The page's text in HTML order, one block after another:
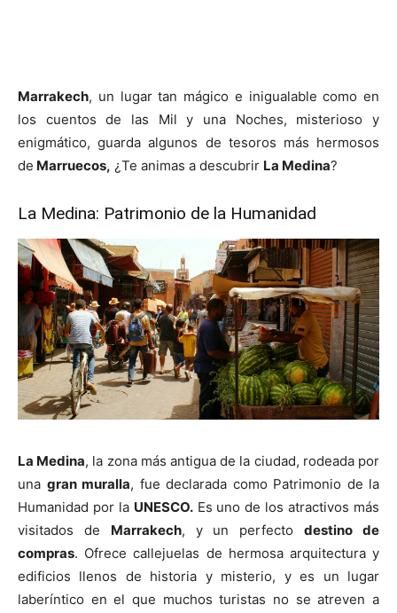
Marrakech, un lugar tan mágico e inigualable como en
los cuentos de las Mil y una Noches, misterioso y
enigmático, guarda algunos de tesoros más hermosos
de Marruecos, ¿Te animas a descubrir La Medina?
La Medina: Patrimonio de la Humanidad
La Medina, la zona más antigua de la ciudad, rodeada por
una gran muralla, fue declarada como Patrimonio de la
Humanidad por la UNESCO.Es uno de los atractivos más
visitados de Marrakech, y un perfectodestino de
compras. Ofrece callejuelas de hermosa arquitectura y
edificios llenos de historia y misterio, y es un lugar
laberíntico en el que muchos turistas no se atreven a